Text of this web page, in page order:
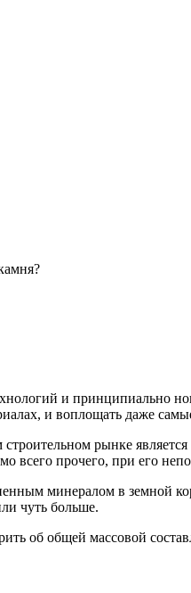
и принципиально
и воплощать даже
рынке
прочего, при его
минералом в земной
чуть больше.
об общей массовой